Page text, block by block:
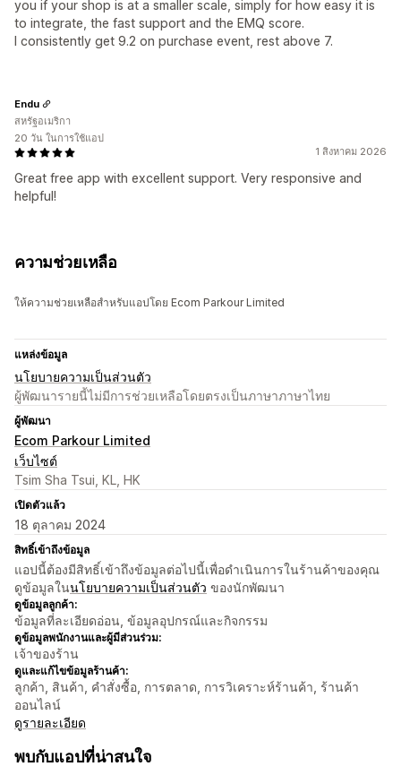
you if your shop is at a smaller scale, simply for how easy it is
to integrate, the fast support and the EMQ score.
I consistently get 9.2 on purchase event, rest above 7.
1 สิงหาคม 2026
Great free app with excellent support. Very responsive and
helpful!
Endu
สหรัฐอเมริกา
20 วัน ในการใช้แอป
ความช่วยเหลือ
ให้ความช่วยเหลือสำหรับแอปโดย Ecom Parkour Limited
แหล่งข้อมูล
นโยบายความเป็นส่วนตัว
ผู้พัฒนารายนี้ไม่มีการช่วยเหลือโดยตรงเป็นภาษาภาษาไทย
ผู้พัฒนา
Ecom Parkour Limited
เว็บไซต์
Tsim Sha Tsui, KL, HK
เปิดตัวแล้ว
18 ตุลาคม 2024
สิทธิ์เข้าถึงข้อมูล
แอปนี้ต้องมีสิทธิ์เข้าถึงข้อมูลต่อไปนี้เพื่อดำเนินการในร้านค้าของคุณ
ดูข้อมูลในนโยบายความเป็นส่วนตัว ของนักพัฒนา
ดูข้อมูลลูกค้า:
ข้อมูลที่ละเอียดอ่อน, ข้อมูลอุปกรณ์และกิจกรรม
ดูข้อมูลพนักงานและผู้มีส่วนร่วม:
เจ้าของร้าน
ดูและแก้ไขข้อมูลร้านค้า:
ลูกค้า, สินค้า, คำสั่งซื้อ, การตลาด, การวิเคราะห์ร้านค้า, ร้านค้า
ออนไลน์
ดูรายละเอียด
พบกับแอปที่น่าสนใจ